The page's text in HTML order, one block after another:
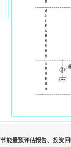
节能量预评估报告、投资